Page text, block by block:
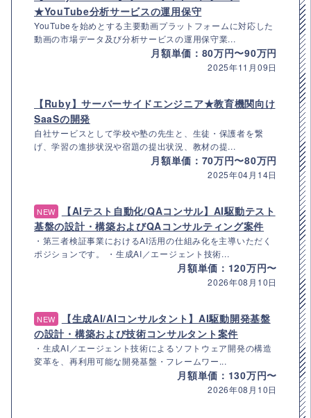
★YouTube分析サービスの運用保守
YouTubeを始めとする主要動画プラットフォームに対応した
動画の市場データ及び分析サービスの運用保守業...
月額単価：80万円〜90万円
2025年11月09日
【Ruby】サーバーサイドエンジニア★教育機関向け
SaaSの開発
自社サービスとして学校や塾の先生と、生徒・保護者を繋
げ、学習の進捗状況や宿題の提出状況、教材の提...
月額単価：70万円〜80万円
2025年04月14日
NEW
【AIテスト自動化/QAコンサル】AI駆動テスト
基盤の設計・構築およびQAコンサルティング案件
・第三者検証事業におけるAI活用の仕組み化を主導いただく
ポジションです。 ・生成AI／エージェント技術...
月額単価：120万円〜
2026年08月10日
NEW
【生成AI/AIコンサルタント】AI駆動開発基盤
の設計・構築および技術コンサルタント案件
・生成AI／エージェント技術によるソフトウェア開発の構造
変革を、再利用可能な開発基盤・フレームワー...
月額単価：130万円〜
2026年08月10日